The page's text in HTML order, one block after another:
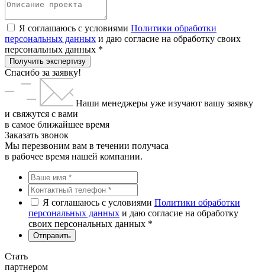
Я соглашаюсь с условиями Политики обработки
персональных данных и даю согласие на обработку своих
персональных данных *
Получить экспертизу
Спасибо за заявку!
Наши менеджеры уже изучают вашу заявку
и свяжутся с вами
в самое ближайшее время
Заказать звонок
Мы перезвоним вам в течении получаса
в рабочее время нашей компании.
Я соглашаюсь с условиями Политики обработки
персональных данных и даю согласие на обработку
своих персональных данных *
Стать
партнером